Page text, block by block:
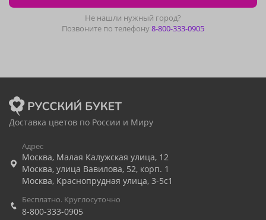
Не нашли нужный город?
Позвоните по телефону8-800-333-0905
Доставка цветов по России и Миру
Адрес
Москва, Малая Калужская улица, 12
Москва, улица Вавилова, 52, корп. 1
Москва, Краснопрудная улица, 3-5с1
Бесплатно. Круглосуточно
8-800-333-0905